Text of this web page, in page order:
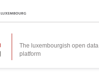
The luxembourgish open data
platform